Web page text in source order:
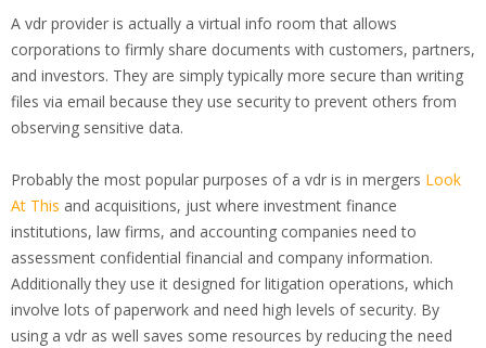
A vdr provider is actually a virtual info room that allows
corporations to firmly share documents with customers, partners,
and investors. They are simply typically more secure than writing
files via email because they use security to prevent others from
observing sensitive data.
Probably the most popular purposes of a vdr is in mergers Look
At This and acquisitions, just where investment finance
institutions, law firms, and accounting companies need to
assessment confidential financial and company information.
Additionally they use it designed for litigation operations, which
involve lots of paperwork and need high levels of security. By
using a vdr as well saves some resources by reducing the need